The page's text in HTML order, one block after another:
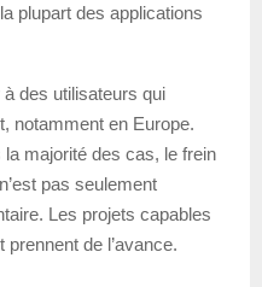
plupart des applications
des utilisateurs qui
notamment en Europe.
la majorité des cas, le frein
pas seulement
Les projets capables
de l’avance.